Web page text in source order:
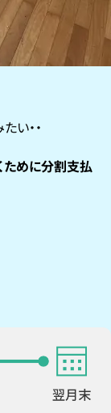
たい
ために分割支払